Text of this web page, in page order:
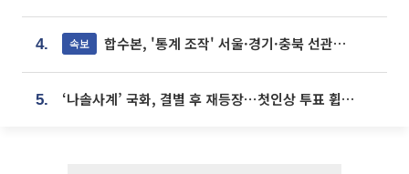
4. 속보 합수본, '통계 조작' 서울·경기·충북 선관위 등 추가 압수수색
5. ‘나솔사계’ 국화, 결별 후 재등장⋯첫인상 투표 휩쓸고 ‘인기녀’ 등극